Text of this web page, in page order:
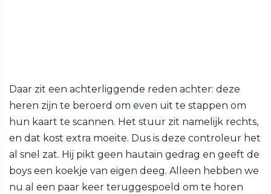
Daar zit een achterliggende reden achter: deze
heren zijn te beroerd om even uit te stappen om
hun kaart te scannen. Het stuur zit namelijk rechts,
en dat kost extra moeite. Dus is deze controleur het
al snel zat. Hij pikt geen hautain gedrag en geeft de
boys een koekje van eigen deeg. Alleen hebben we
nu al een paar keer teruggespoeld om te horen